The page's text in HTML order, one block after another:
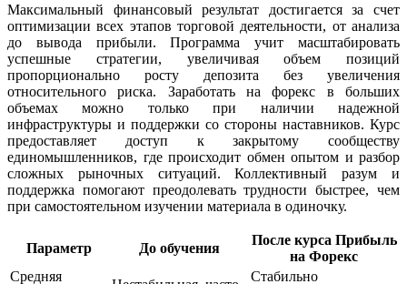
Максимальный финансовый результат достигается за счет
оптимизации всех этапов торговой деятельности, от анализа
до вывода прибыли. Программа учит масштабировать
успешные стратегии, увеличивая объем позиций
пропорционально росту депозита без увеличения
относительного риска. Заработать на форекс в больших
объемах можно только при наличии надежной
инфраструктуры и поддержки со стороны наставников. Курс
предоставляет доступ к закрытому сообществу
единомышленников, где происходит обмен опытом и разбор
сложных рыночных ситуаций. Коллективный разум и
поддержка помогают преодолевать трудности быстрее, чем
при самостоятельном изучении материала в одиночку.
Параметр До обучения
После курса Прибыль
на Форекс
Средняя
Стабильно